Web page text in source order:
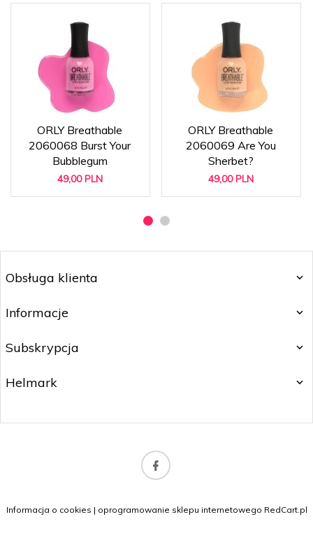
ORLY Breathable
2060068 Burst Your
Bubblegum
49,00 PLN
ORLY Breathable
2060069 Are You
Sherbet?
49,00 PLN
Obsługa klienta
Informacje
Subskrypcja
Helmark
Informacja o cookies | oprogramowanie sklepu internetowego RedCart.pl